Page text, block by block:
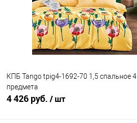
В избранное
В наличии
КПБ Tango tpig4-1692-70 1,5 спальное 4
предмета
4 426 руб. / шт